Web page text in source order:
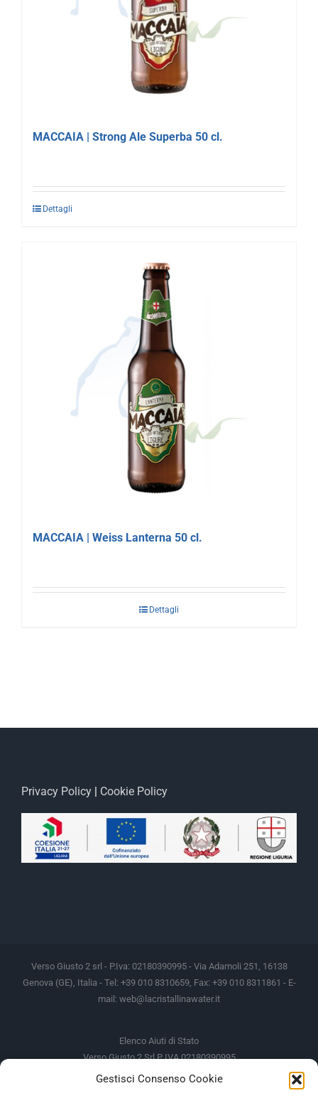
Gestisci Consenso Cookie
MACCAIA | Strong Ale Superba 50 cl.
Dettagli
MACCAIA | Weiss Lanterna 50 cl.
Dettagli
Privacy Policy | Cookie Policy
Verso Giusto 2 srl - P.Iva: 02180390995 - Via Adamoli 251, 16138
Genova (GE), Italia - Tel: +39 010 8310659, Fax: +39 010 8311861 - E-
mail: web@lacristallinawater.it
Elenco Aiuti di Stato
Verso Giusto 2 Srl P IVA 02180390995
Soggetto Erogante
Somma Incassata